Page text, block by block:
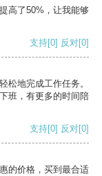
高了50%，让我能够
支持[0] 反对[0]
松地完成工作任务。
班，有更多的时间陪
支持[0] 反对[0]
的价格，买到最合适